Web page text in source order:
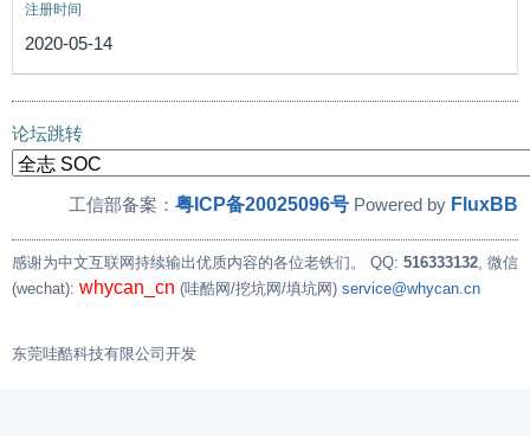
注册时间
2020-05-14
论坛跳转
工信部备案： 粤ICP备20025096号 Powered by FluxBB
感谢为中文互联网持续输出优质内容的各位老铁们。 QQ: 516333132, 微信
(wechat): whycan_cn (哇酷网/挖坑网/填坑网) service@whycan.cn
东莞哇酷科技有限公司开发